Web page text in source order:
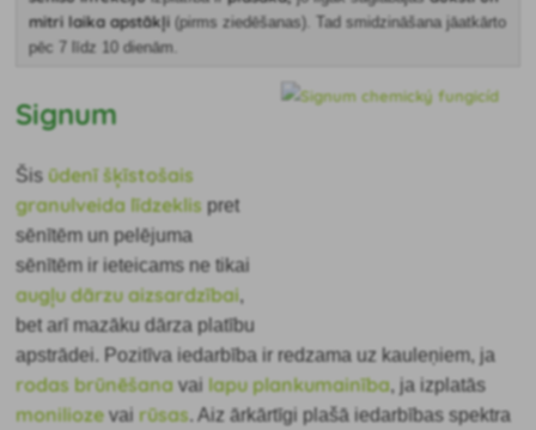
mitri laika apstākļi (pirms ziedēšanas). Tad smidzināšana jāatkārto
pēc 7 līdz 10 dienām.
Signum
Šisūdenī šķīstošais
granulveida līdzeklis pret
sēnītēm un pelējuma
sēnītēm ir ieteicams ne tikai
augļu dārzu aizsardzībai,
bet arī mazāku dārza platību
apstrādei. Pozitīva iedarbība ir redzama uz kauleņiem, ja
rodas brūnēšana vai lapu plankumainība, ja izplatās
monilioze vairūsas. Aiz ārkārtīgi plašā iedarbības spektra